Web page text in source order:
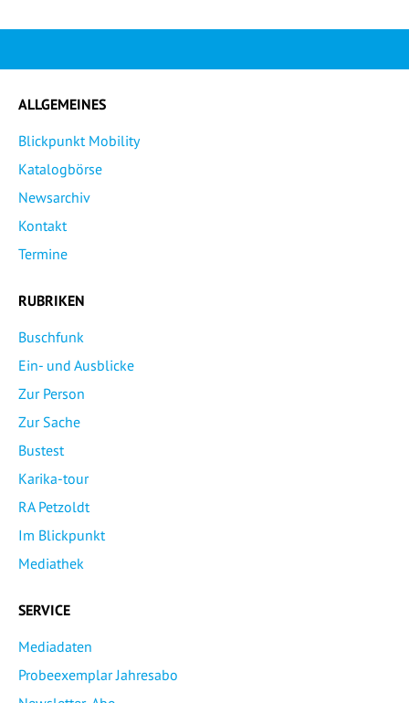
ALLGEMEINES
Blickpunkt Mobility
Katalogbörse
Newsarchiv
Kontakt
Termine
RUBRIKEN
Buschfunk
Ein- und Ausblicke
Zur Person
Zur Sache
Bustest
Karika-tour
RA Petzoldt
Im Blickpunkt
Mediathek
SERVICE
Mediadaten
Probeexemplar Jahresabo